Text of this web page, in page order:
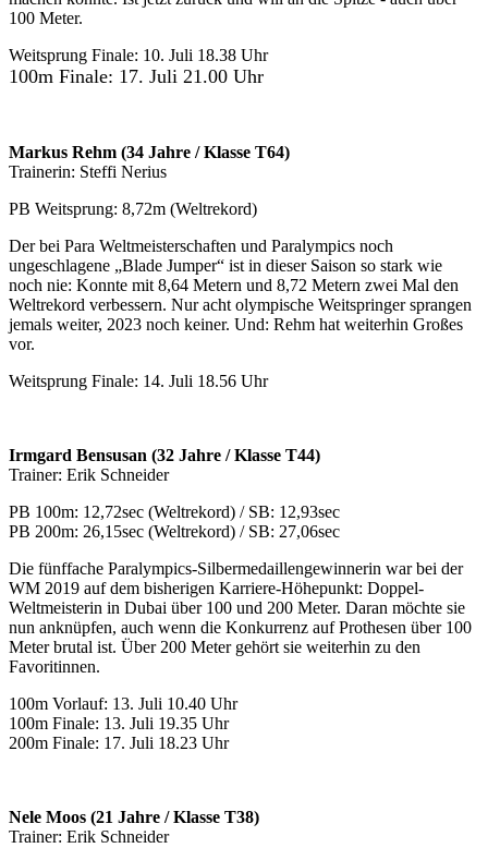
100 Meter.
Weitsprung Finale: 10. Juli 18.38 Uhr
100m Finale: 17. Juli 21.00 Uhr
Markus Rehm (34 Jahre / Klasse T64)
Trainerin: Steffi Nerius
PB Weitsprung: 8,72m (Weltrekord)
Der bei Para Weltmeisterschaften und Paralympics noch
ungeschlagene „Blade Jumper“ ist in dieser Saison so stark wie
noch nie: Konnte mit 8,64 Metern und 8,72 Metern zwei Mal den
Weltrekord verbessern. Nur acht olympische Weitspringer sprangen
jemals weiter, 2023 noch keiner. Und: Rehm hat weiterhin Großes
vor.
Weitsprung Finale: 14. Juli 18.56 Uhr
Irmgard Bensusan (32 Jahre / Klasse T44)
Trainer: Erik Schneider
PB 100m: 12,72sec (Weltrekord) / SB: 12,93sec
PB 200m: 26,15sec (Weltrekord) / SB: 27,06sec
Die fünffache Paralympics-Silbermedaillengewinnerin war bei der
WM 2019 auf dem bisherigen Karriere-Höhepunkt: Doppel-
Weltmeisterin in Dubai über 100 und 200 Meter. Daran möchte sie
nun anknüpfen, auch wenn die Konkurrenz auf Prothesen über 100
Meter brutal ist. Über 200 Meter gehört sie weiterhin zu den
Favoritinnen.
100m Vorlauf: 13. Juli 10.40 Uhr
100m Finale: 13. Juli 19.35 Uhr
200m Finale: 17. Juli 18.23 Uhr
Nele Moos (21 Jahre / Klasse T38)
Trainer: Erik Schneider